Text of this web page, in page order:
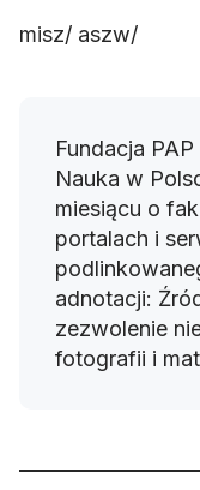
misz/ aszw/
Fundacja
Nauka w
miesiącu o
portalach i
adnotacji:
zezwolenie
fotografii i